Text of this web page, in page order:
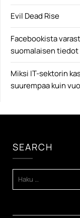
Evil Dead Rise
Facebookista
suomalaisen tiedot
Miksi IT-sektorin
suurempaa kuin
SEARCH